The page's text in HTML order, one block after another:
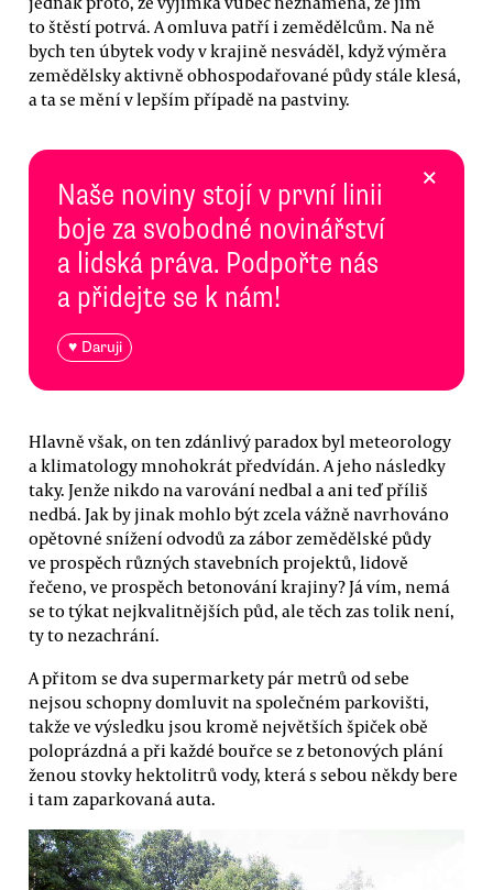
to štěstí potrvá. A omluva patří i zemědělcům. Na ně
bych ten úbytek vody v krajině nesváděl, když výměra
zemědělsky aktivně obhospodařované půdy stále klesá,
a ta se mění v lepším případě na pastviny.
Naše noviny stojí v první linii
boje za svobodné novinářství
a lidská práva. Podpořte nás
a přidejte se k nám!
♥ Daruji
×
Hlavně však, on ten zdánlivý paradox byl meteorology
a klimatology mnohokrát předvídán. A jeho následky
taky. Jenže nikdo na varování nedbal a ani teď příliš
nedbá. Jak by jinak mohlo být zcela vážně navrhováno
opětovné snížení odvodů za zábor zemědělské půdy
ve prospěch různých stavebních projektů, lidově
řečeno, ve prospěch betonování krajiny? Já vím, nemá
se to týkat nejkvalitnějších půd, ale těch zas tolik není,
ty to nezachrání.
A přitom se dva supermarkety pár metrů od sebe
nejsou schopny domluvit na společném parkovišti,
takže ve výsledku jsou kromě největších špiček obě
poloprázdná a při každé bouřce se z betonových plání
ženou stovky hektolitrů vody, která s sebou někdy bere
i tam zaparkovaná auta.